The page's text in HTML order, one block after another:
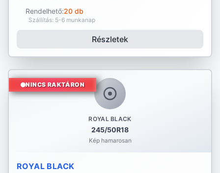
Rendelhető:20 db
Szállítás: 5-6 munkanap
Részletek
ROYAL BLACK
245/50R18
Kép hamarosan
NINCS RAKTÁRON
ROYAL BLACK